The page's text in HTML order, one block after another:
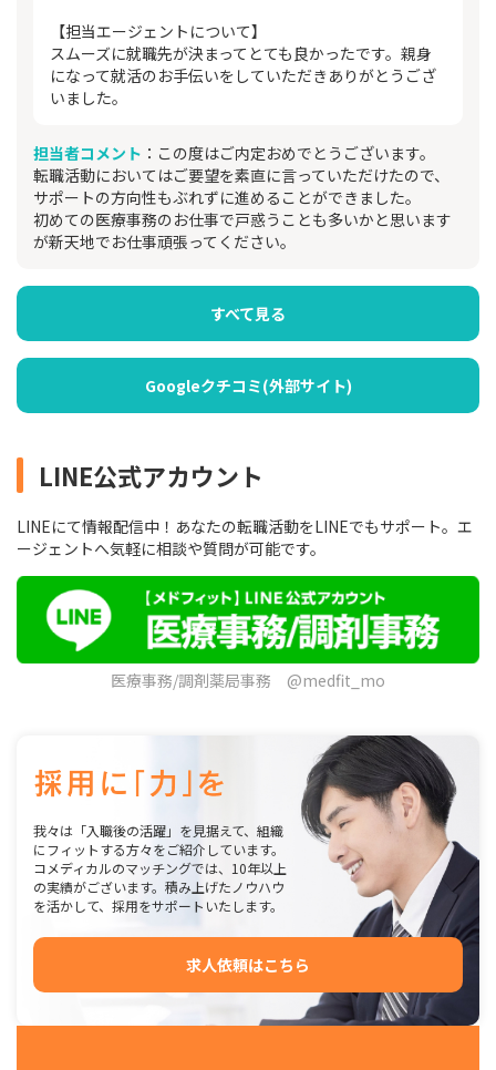
【担当エージェントについて】
スムーズに就職先が決まってとても良かったです。親身
になって就活のお手伝いをしていただきありがとうござ
いました。
担当者コメント ：この度はご内定おめでとうございます。
転職活動においてはご要望を素直に言っていただけたので、
サポートの方向性もぶれずに進めることができました。
初めての医療事務のお仕事で戸惑うことも多いかと思います
が新天地でお仕事頑張ってください。
すべて見る
Googleクチコミ(外部サイト)
LINE公式アカウント
LINEにて情報配信中！あなたの転職活動をLINEでもサポート。エ
ージェントへ気軽に相談や質問が可能です。
医療事務/調剤薬局事務 @medfit_mo
我々は「入職後の活躍」を見据えて、組織
にフィットする方々をご紹介しています。
コメディカルのマッチングでは、10年以上
の実績がございます。積み上げたノウハウ
を活かして、採用をサポートいたします。
求人依頼はこちら